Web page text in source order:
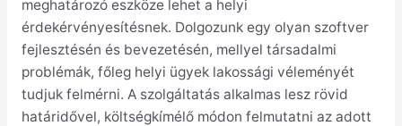
meghatározó eszköze lehet a helyi
érdekérvényesítésnek. Dolgozunk egy olyan szoftver
fejlesztésén és bevezetésén, mellyel társadalmi
problémák, főleg helyi ügyek lakossági véleményét
tudjuk felmérni. A szolgáltatás alkalmas lesz rövid
határidővel, költségkímélő módon felmutatni az adott